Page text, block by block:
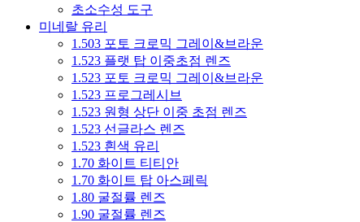
초소수성 도구
미네랄 유리
1.503 포토 크로믹 그레이&브라운
1.523 플랫 탑 이중초점 렌즈
1.523 포토 크로믹 그레이&브라운
1.523 프로그레시브
1.523 원형 상단 이중 초점 렌즈
1.523 선글라스 렌즈
1.523 흰색 유리
1.70 화이트 티티안
1.70 화이트 탑 아스페릭
1.80 굴절률 렌즈
1.90 굴절률 렌즈